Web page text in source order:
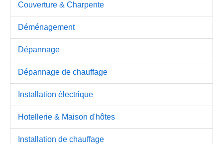
Couverture & Charpente
Déménagement
Dépannage
Dépannage de chauffage
Installation électrique
Hotellerie & Maison d'hôtes
Installation de chauffage